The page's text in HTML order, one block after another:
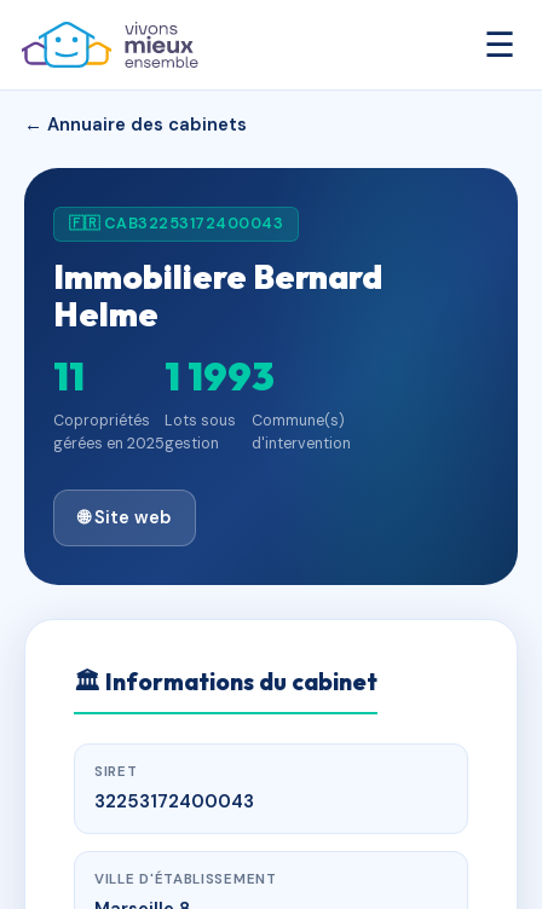
☰
← Annuaire des cabinets
🇫🇷 CAB32253172400043
Immobiliere Bernard
Helme
11
Copropriétés
gérées en 2025
1 199
Lots sous
gestion
3
Commune(s)
d'intervention
🌐 Site web
🏛 Informations du cabinet
SIRET
32253172400043
VILLE D'ÉTABLISSEMENT